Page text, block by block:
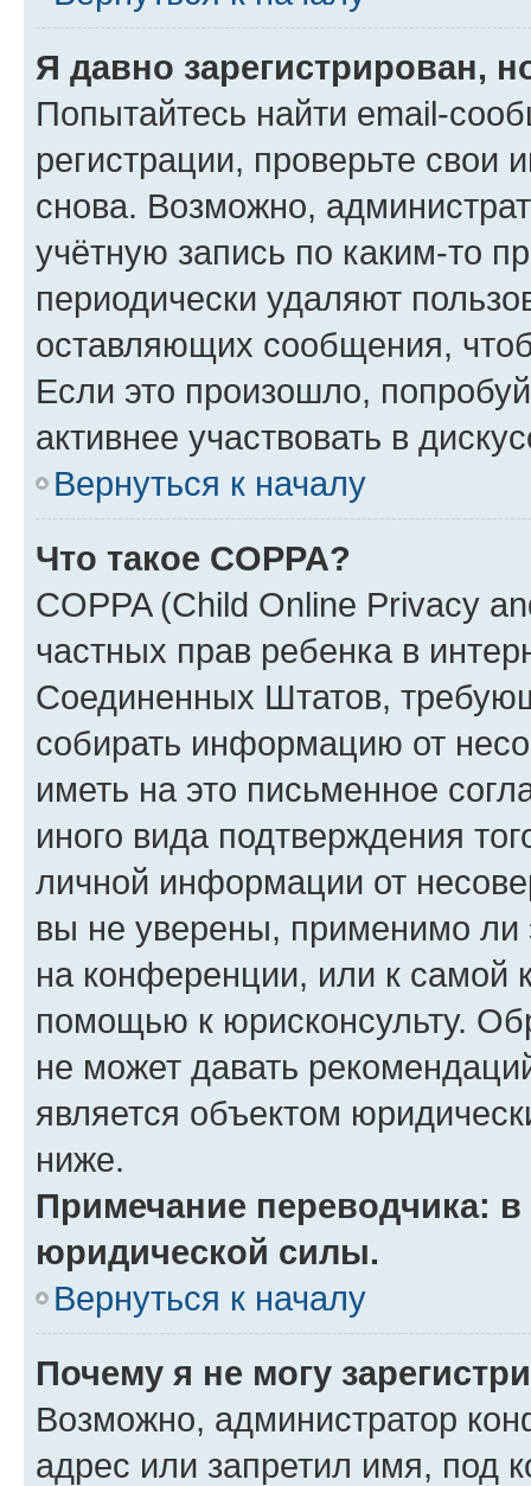
Я давно зарегистрирован,
Попытайтесь найти email-
регистрации, проверьте свои
снова. Возможно,
учётную запись по каким-то
периодически удаляют
оставляющих сообщения,
Если это произошло,
активнее участвовать в
Вернуться к началу
Что такое COPPA?
COPPA (Child Online Privacy
частных прав ребенка в
Соединенных Штатов,
собирать информацию от
иметь на это письменное
иного вида подтверждения
личной информации от
вы не уверены, применимо ли
на конференции, или к самой
помощью к юрисконсульту.
не может давать
является объектом
ниже.
Примечание переводчика:
юридической силы.
Вернуться к началу
Почему я не могу
Возможно, администратор
адрес или запретил имя, под